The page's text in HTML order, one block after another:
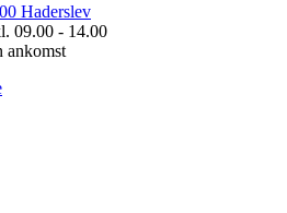
Haderslev
09.00 - 14.00
ankomst